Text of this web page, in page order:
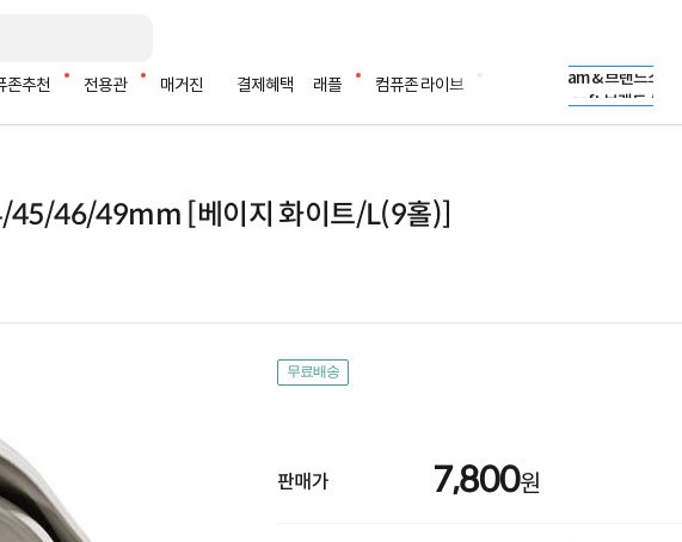
존추천 전용관 매거진 결제혜택 래플 컴퓨존 라이브
LG gram & 브랜드스토어
Microsoft 브랜드스토어
AMD 브랜드스토어
45/46/49mm [베이지 화이트/L(9홀)]
무료배송
판매가 7,800원